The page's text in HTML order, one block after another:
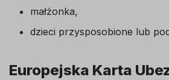
małżonka,
dzieci przysposobione lub
Europejska Karta